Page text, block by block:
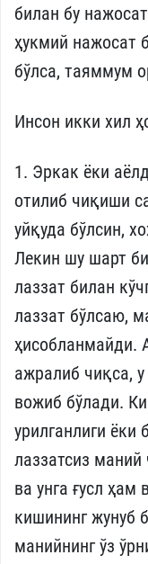
билан бу
ҳукмий нажосат
бўлса, таяммум
Инсон икки хил
1. Эркак ёки
отилиб чиқиши
уйқуда бўлсин,
Лекин шу шарт
лаззат билан
лаззат бўлсаю,
ҳисобланмайди.
ажралиб чиқса,
вожиб бўлади.
урилганлиги ёки
лаззатсиз
ва унга ғусл
кишининг жунуб
манийнинг ўз